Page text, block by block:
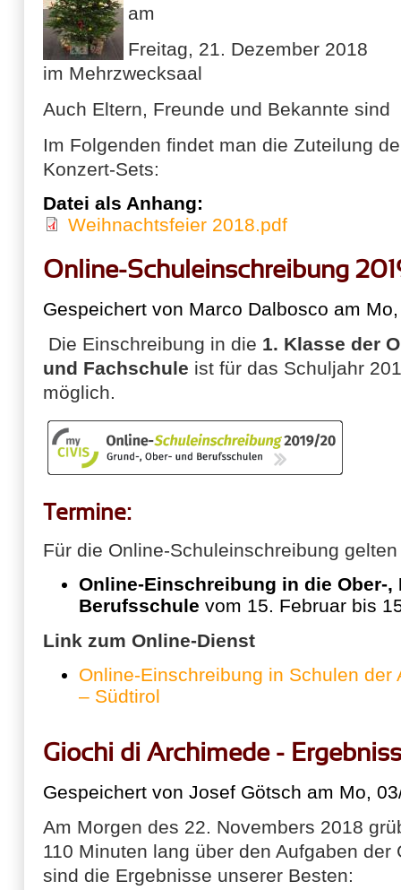
am
Freitag, 21. Dezember 2018
im Mehrzwecksaal
Auch Eltern, Freunde und Bekannte
Im Folgenden findet man die Zuteilung
Konzert-Sets:
Datei als Anhang:
Weihnachtsfeier 2018.pdf
Online-Schuleinschreibung
Gespeichert von Marco Dalbosco am
Die Einschreibung in die 1. Klasse der
und Fachschule ist für das Schuljahr
möglich.
Termine:
Für die Online-Schuleinschreibung
Online-Einschreibung in die Ober-,
Berufsschule vom 15. Februar bis
Link zum Online-Dienst
Online-Einschreibung in Schulen der
– Südtirol
Giochi di Archimede -
Gespeichert von Josef Götsch am Mo,
Am Morgen des 22. Novembers 2018
110 Minuten lang über den Aufgaben der
sind die Ergebnisse unserer Besten: